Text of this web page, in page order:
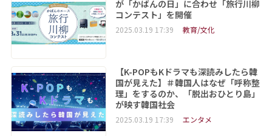
が「かばんの日」に合わせ「旅行川柳
コンテスト」を開催
2025.03.19 17:39 教育/文化
【K-POPもKドラマも深読みしたら韓
国が見えた】＃韓国人はなぜ「呼称整
理」をするのか、「脱出おひとり島」
が映す韓国社会
2025.03.19 17:39 エンタメ